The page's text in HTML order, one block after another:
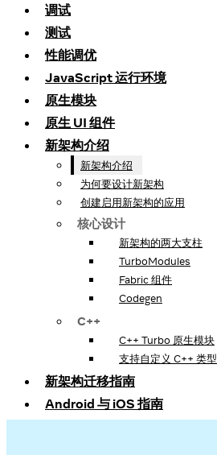
调试
测试
性能调优
JavaScript 运行环境
原生模块
原生 UI 组件
新架构介绍
新架构介绍
为何要设计新架构
创建启用新架构的应用
核心设计
新架构的两大支柱
TurboModules
Fabric 组件
Codegen
C++
C++ Turbo 原生模块
支持自定义 C++ 类型
新架构迁移指南
Android 与 iOS 指南